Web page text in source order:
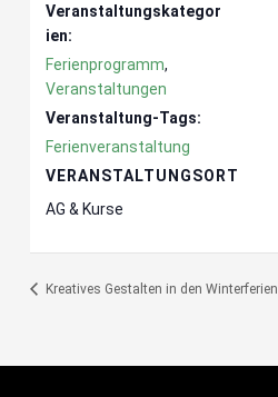
Veranstaltungskategor
ien:
Ferienprogramm,
Veranstaltungen
Veranstaltung-Tags:
Ferienveranstaltung
VERANSTALTUNGSORT
AG & Kurse
Kreatives Gestalten in den Winterferien